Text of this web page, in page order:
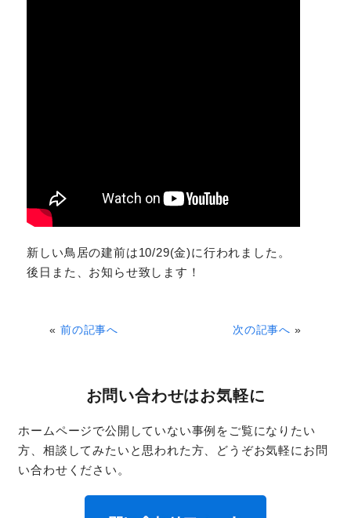
新しい鳥居の建前は10/29(金)に行われました。
後日また、お知らせ致します！
«前の記事へ 次の記事へ »
お問い合わせはお気軽に
ホームページで公開していない事例をご覧になりたい
方、相談してみたいと思われた方、どうぞお気軽にお問
い合わせください。